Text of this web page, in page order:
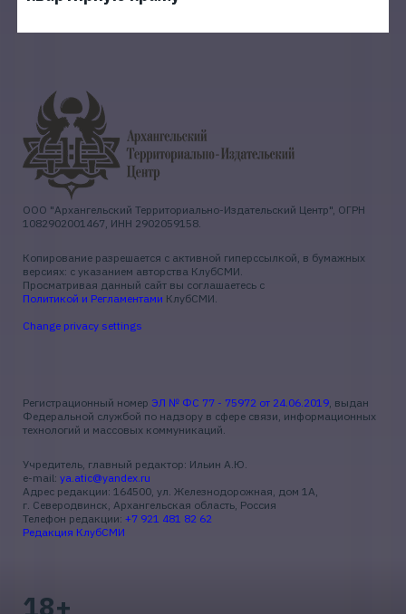
ООО "Архангельский Территориально-Издательский Центр", ОГРН
1082902001467, ИНН 2902059158.
Копирование разрешается с активной гиперссылкой, в бумажных
версиях: с указанием авторства КлубСМИ.
Просматривая данный сайт вы соглашаетесь с
Политикой и Регламентами КлубСМИ.
Change privacy settings
Регистрационный номер ЭЛ № ФС 77 - 75972 от 24.06.2019, выдан
Федеральной службой по надзору в сфере связи, информационных
технологий и массовых коммуникаций.
Учредитель, главный редактор: Ильин А.Ю.
e-mail: ya.atic@yandex.ru
Адрес редакции: 164500, ул. Железнодорожная, дом 1А,
г. Северодвинск, Архангельская область, Россия
Телефон редакции: +7 921 481 82 62
Редакция КлубСМИ
18+